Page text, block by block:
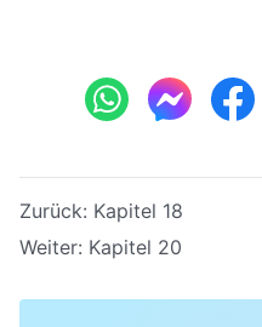
Zurück: Kapitel 18
Weiter: Kapitel 20